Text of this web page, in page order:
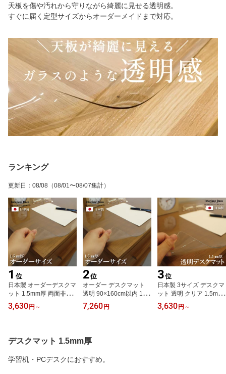
天板を傷や汚れから守りながら綺麗に見せる透明感。
すぐに届く定型サイズからオーダーメイドまで対応。
ランキング
更新日 ： 08/08 （08/01〜08/07集計）
1 位
日本製 オーダーデスクマ
ット 1.5mm厚 両面非転
写 非転写剤配合品 デス
クマット テーブルマット
ブル デスク ダイニング
リビング 学習机 学習マ
生活 一人暮らし 送料無
3,630 円 ～
2位
オーダー デスクマット
透明 90×160cm以内 1.5
mm厚 子供 学習机 トー
メイ 両面非転写 テーブ
机 特別価格 送料無料 非
転写剤配合品 おしゃれ
ダーメイド ビニール テ
7,260 円
3位
日本製 3サイズ デスクマ
ット 透明 クリア 1.5mm
厚 2mm厚 テーブルマッ
ト ビニールマット マッ
3,630 円 ～
デスクマット 1.5mm厚
学習机・PCデスクにおすすめ。